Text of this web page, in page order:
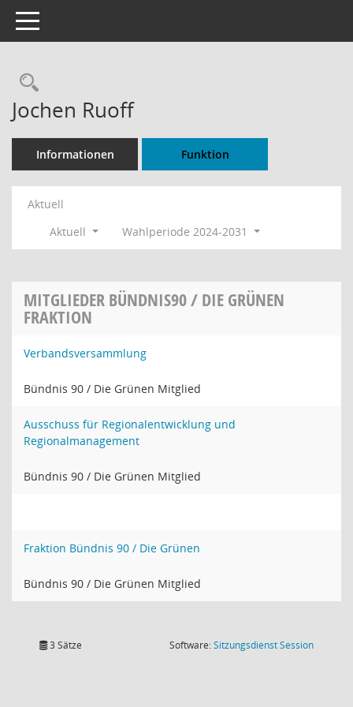
Toggle navigation
Rechercheauswahl
Jochen Ruoff
Informationen Funktion
Aktuell
Aktuell
Wahlperiode 2024-2031
MITGLIEDER BÜNDNIS90 / DIE GRÜNEN
FRAKTION
Verbandsversammlung
Bündnis 90 / Die Grünen Mitglied
Ausschuss für Regionalentwicklung und
Regionalmanagement
Bündnis 90 / Die Grünen Mitglied
Fraktion Bündnis 90 / Die Grünen
Bündnis 90 / Die Grünen Mitglied
3 Sätze Software:SitzungsdienstSession(Wird in